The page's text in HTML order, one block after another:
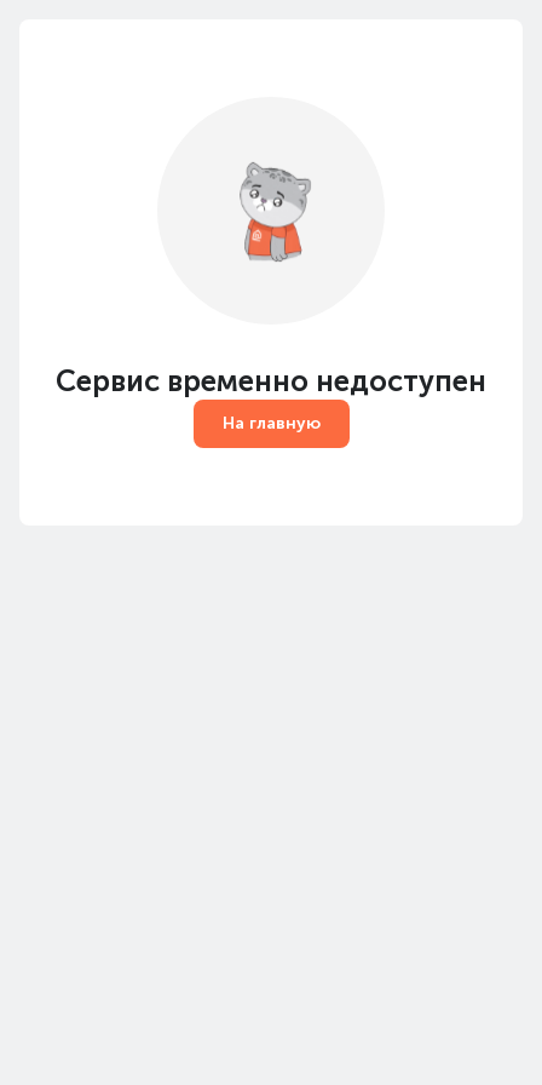
Сервис временно недоступен
На главную